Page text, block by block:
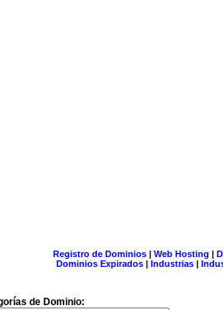
Registro de Dominios| Web Hosting |
Dominios Expirados | Industrias |
de Dominio: